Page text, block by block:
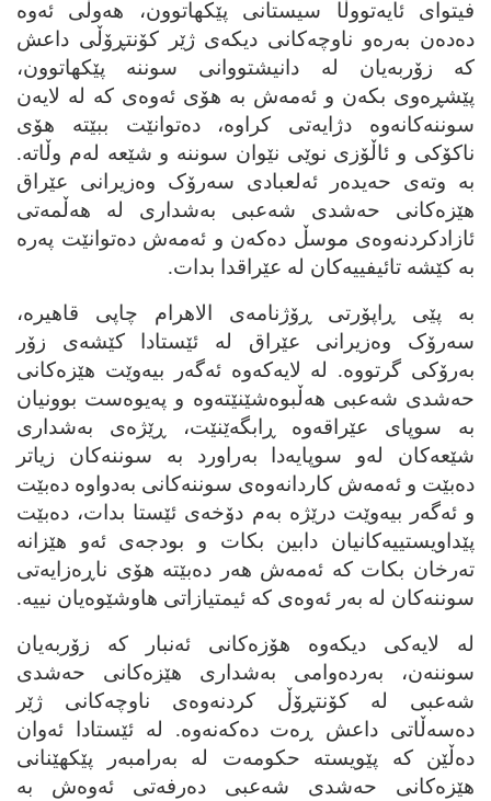
فیتوای ئایه‌تووڵا سیستانی پێکهاتوون، هه‌وڵی ئه‌وه‌
ده‌ده‌ن به‌ره‌و ناوچه‌کانی دیکه‌ی ژێر کۆنتڕۆڵی داعش
که‌ زۆربه‌یان له‌ دانیشتووانی سوننه‌ پێکهاتوون،
پێشڕه‌وی بکه‌ن و ئه‌مه‌ش به‌ هۆی ئه‌وه‌ی که‌ له‌ لایه‌ن
سوننه‌کانه‌وه‌ دژایه‌تی کراوه‌، ده‌توانێت ببێته‌ هۆی
ناکۆکی و ئاڵۆزی نوێی نێوان سوننه‌ و شێعه‌ له‌م وڵاته‌.
به‌ وته‌ی حه‌یده‌ر ئه‌لعبادی سه‌رۆک وه‌زیرانی عێراق
هێزه‌کانی حه‌شدی شه‌عبی به‌شداری له‌ هه‌ڵمه‌تی
ئازادکردنه‌وه‌ی موسڵ ده‌که‌ن و ئه‌مه‌ش ده‌توانێت په‌ره‌
به‌ کێشه‌ تائیفییه‌کان له‌ عێراقدا بدات.
به‌ پێی ڕاپۆرتی ڕۆژنامه‌ی الاهرام چاپی قاهیره‌،
سه‌رۆک وه‌زیرانی عێراق له‌ ئێستادا کێشه‌ی زۆر
به‌رۆکی گرتووه‌. له‌ لایه‌که‌وه‌ ئه‌گه‌ر بیه‌وێت هێزه‌کانی
حه‌شدی شه‌عبی هه‌ڵبوه‌شێنێته‌وه‌ و په‌یوه‌ست بوونیان
به‌ سوپای عێراقه‌وه‌ ڕابگه‌ێنێت، ڕێژه‌ی به‌شداری
شێعه‌کان له‌و سوپایه‌دا به‌راورد به‌ سوننه‌کان زیاتر
ده‌بێت و ئه‌مه‌ش کاردانه‌وه‌ی سوننه‌کانی به‌دواوه‌ ده‌بێت
و ئه‌گه‌ر بیه‌وێت درێژه‌ به‌م دۆخه‌ی ئێستا بدات، ده‌بێت
پێداویستییه‌کانیان دابین بکات و بودجه‌ی ئه‌و هێزانه‌
ته‌رخان بکات که‌ ئه‌مه‌ش هه‌ر ده‌بێته‌ هۆی ناڕه‌زایه‌تی
سوننه‌کان له‌ به‌ر ئه‌وه‌ی که‌ ئیمتیازاتی هاوشێوه‌یان نییه‌.
له‌ لایه‌کی دیکه‌وه‌ هۆزه‌کانی ئه‌نبار که‌ زۆربه‌یان
سوننه‌ن، به‌رده‌وامی به‌شداری هێزه‌کانی حه‌شدی
شه‌عبی له‌ کۆنتڕۆڵ کردنه‌وه‌ی ناوچه‌کانی ژێر
ده‌سه‌ڵاتی داعش ڕه‌ت ده‌که‌نه‌وه‌. له‌ ئێستادا ئه‌وان
ده‌ڵێن که‌ پێویسته‌ حکومه‌ت له‌ به‌رامبه‌ر پێکهێنانی
هێزه‌کانی حه‌شدی شه‌عبی ده‌رفه‌تی ئه‌وه‌ش به‌